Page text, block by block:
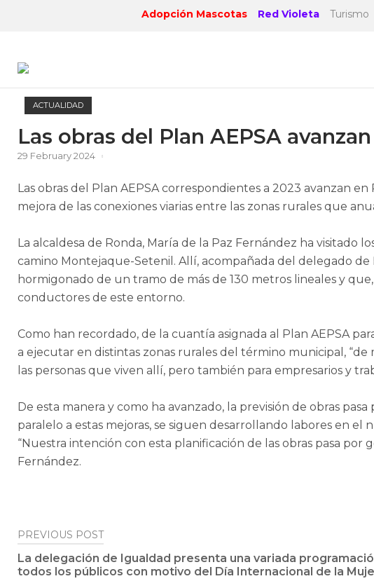
Adopción Mascotas Red Violeta Turismo
ACTUALIDAD
Las obras del Plan AEPSA
29 February 2024
Las obras del Plan AEPSA correspondientes a 2023 avanzan
mejora de las conexiones viarias entre las zonas rurales que
La alcaldesa de Ronda, María de la Paz Fernández ha visitado
camino Montejaque-Setenil. Allí, acompañada del delegado
hormigonado de un tramo de más de 130 metros lineales y
conductores de este entorno.
Como han recordado, de la cuantía asignada al Plan AEPSA
a ejecutar en distintas zonas rurales del término municipal,
las personas que viven allí, pero también para empresarios y
De esta manera y como ha avanzado, la previsión de obras
paralelo a estas mejoras, se siguen desarrollando labores en
“Nuestra intención con esta planificación de las obras pasa
Fernández.
Post
navigation
PREVIOUS POST
La delegación de Igualdad presenta una variada
todos los públicos con motivo del Día Internacional de la